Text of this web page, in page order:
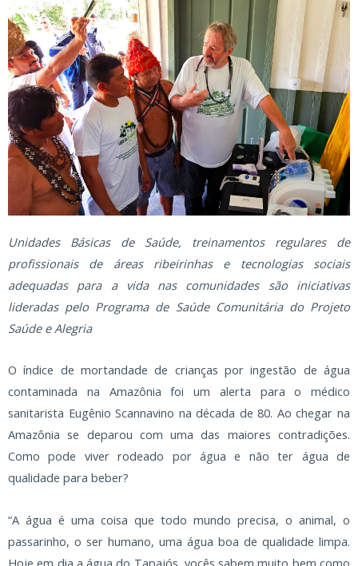
Unidades Básicas de Saúde, treinamentos regulares de
profissionais de áreas ribeirinhas e tecnologias sociais
adequadas para a vida nas comunidades são iniciativas
lideradas pelo Programa de Saúde Comunitária do Projeto
Saúde e Alegria
O índice de mortandade de crianças por ingestão de água
contaminada na Amazônia foi um alerta para o médico
sanitarista Eugênio Scannavino na década de 80. Ao chegar na
Amazônia se deparou com uma das maiores contradições.
Como pode viver rodeado por água e não ter água de
qualidade para beber?
“A água é uma coisa que todo mundo precisa, o animal, o
passarinho, o ser humano, uma água boa de qualidade limpa.
Hoje em dia a água do Tapajós, vocês sabem muito bem como